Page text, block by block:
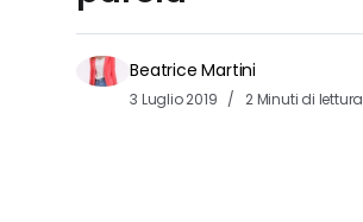
Beatrice Martini
3 Luglio 2019 2 Minuti di lettura